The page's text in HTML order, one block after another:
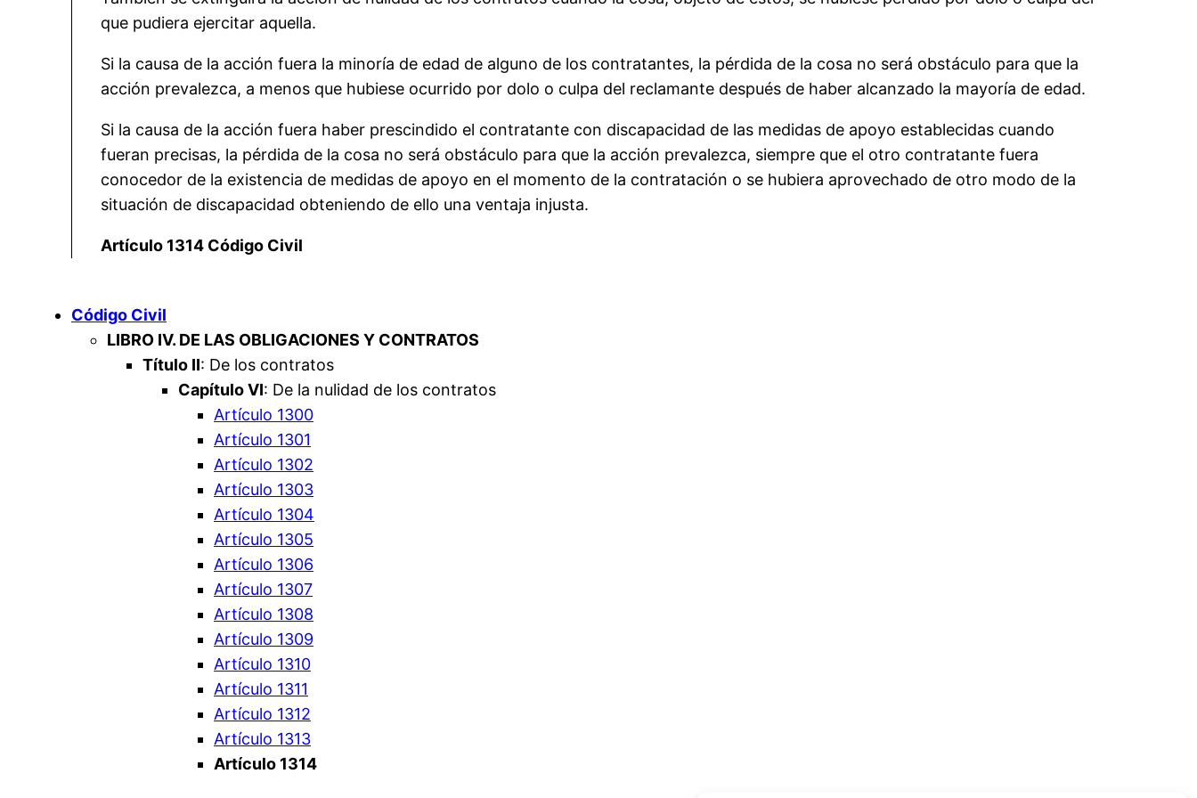
que pudiera ejercitar aquella.
Si la causa de la acción fuera la minoría de edad de alguno de los contratantes, la pérdida de la cosa no será obstáculo para que la
acción prevalezca, a menos que hubiese ocurrido por dolo o culpa del reclamante después de haber alcanzado la mayoría de edad.
Si la causa de la acción fuera haber prescindido el contratante con discapacidad de las medidas de apoyo establecidas cuando
fueran precisas, la pérdida de la cosa no será obstáculo para que la acción prevalezca, siempre que el otro contratante fuera
conocedor de la existencia de medidas de apoyo en el momento de la contratación o se hubiera aprovechado de otro modo de la
situación de discapacidad obteniendo de ello una ventaja injusta.
Artículo 1314 Código Civil
Código Civil
LIBRO IV. DE LAS OBLIGACIONES Y CONTRATOS
Título II: De los contratos
Capítulo VI: De la nulidad de los contratos
Artículo 1300
Artículo 1301
Artículo 1302
Artículo 1303
Artículo 1304
Artículo 1305
Artículo 1306
Artículo 1307
Artículo 1308
Artículo 1309
Artículo 1310
Artículo 1311
Artículo 1312
Artículo 1313
Artículo 1314